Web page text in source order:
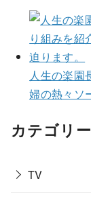
人生の楽園
婦の熱々ソ
カテゴリー
TV